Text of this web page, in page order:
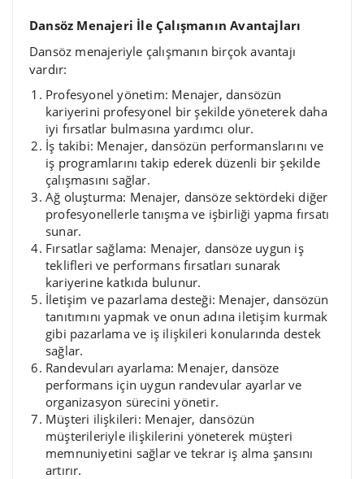
Dansöz Menajeri İle Çalışmanın Avantajları
Dansöz menajeriyle çalışmanın birçok avantajı
vardır:
Profesyonel yönetim: Menajer, dansözün
kariyerini profesyonel bir şekilde yöneterek daha
iyi fırsatlar bulmasına yardımcı olur.
İş takibi: Menajer, dansözün performanslarını ve
iş programlarını takip ederek düzenli bir şekilde
çalışmasını sağlar.
Ağ oluşturma: Menajer, dansöze sektördeki diğer
profesyonellerle tanışma ve işbirliği yapma fırsatı
sunar.
Fırsatlar sağlama: Menajer, dansöze uygun iş
teklifleri ve performans fırsatları sunarak
kariyerine katkıda bulunur.
İletişim ve pazarlama desteği: Menajer, dansözün
tanıtımını yapmak ve onun adına iletişim kurmak
gibi pazarlama ve iş ilişkileri konularında destek
sağlar.
Randevuları ayarlama: Menajer, dansöze
performans için uygun randevular ayarlar ve
organizasyon sürecini yönetir.
Müşteri ilişkileri: Menajer, dansözün
müşterileriyle ilişkilerini yöneterek müşteri
memnuniyetini sağlar ve tekrar iş alma şansını
artırır.